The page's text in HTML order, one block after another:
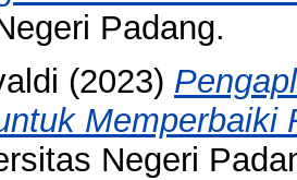
Padang.
(2023)
Memperbaiki
Negeri